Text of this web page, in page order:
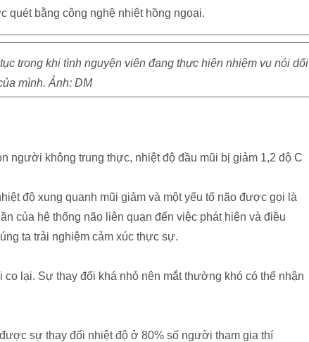
quét bằng công nghệ nhiệt hồng ngoại.
trong khi tình nguyện viên đang thực hiện nhiệm vụ nói dối
mình. Ảnh: DM
người không trung thực, nhiệt độ đầu mũi bị giảm 1,2 độ C
độ xung quanh mũi giảm và một yếu tố não được gọi là
của hệ thống não liên quan đến việc phát hiện và điều
ta trải nghiệm cảm xúc thực sự.
lại. Sự thay đổi khá nhỏ nên mắt thường khó có thể nhận
sự thay đổi nhiệt độ ở 80% số người tham gia thí